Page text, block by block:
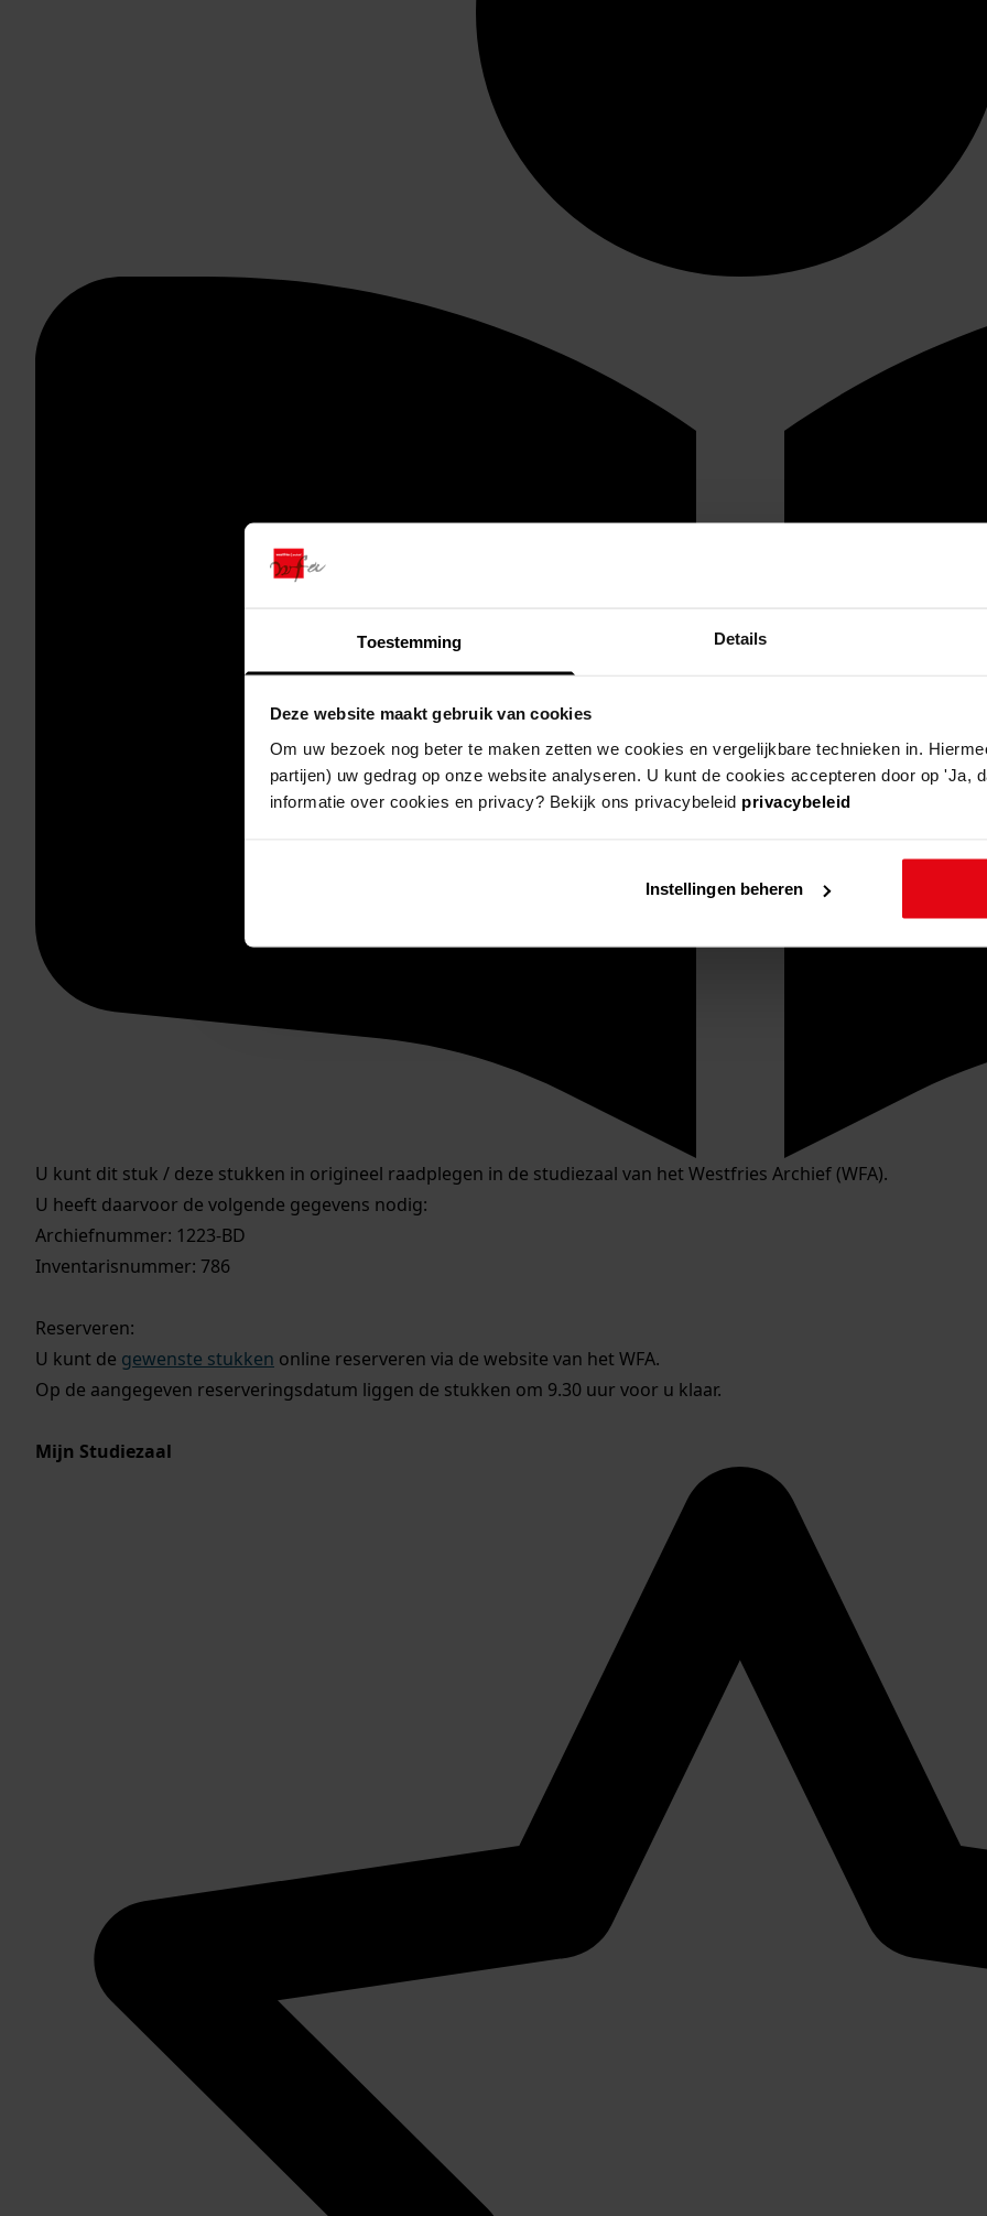
Toestemming Details
Deze website maakt gebruik van cookies
Om uw bezoek nog beter te maken zetten we cookies en vergelijkbare technieken in.
partijen) uw gedrag op onze website analyseren. U kunt de cookies accepteren door op 'Ja,
informatie over cookies en privacy? Bekijk ons privacybeleid privacybeleid
Instellingen beheren
U kunt dit stuk / deze stukken in origineel raadplegen in de studiezaal van het Westfries Archief (WFA).
U heeft daarvoor de volgende gegevens nodig:
Archiefnummer: 1223-BD
Inventarisnummer: 786
Reserveren:
U kunt de gewenste stukken online reserveren via de website van het WFA.
Op de aangegeven reserveringsdatum liggen de stukken om 9.30 uur voor u klaar.
Mijn Studiezaal